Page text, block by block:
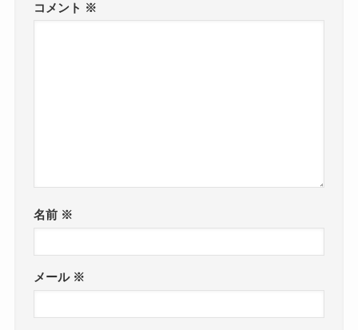
コメント ※
名前 ※
メール ※